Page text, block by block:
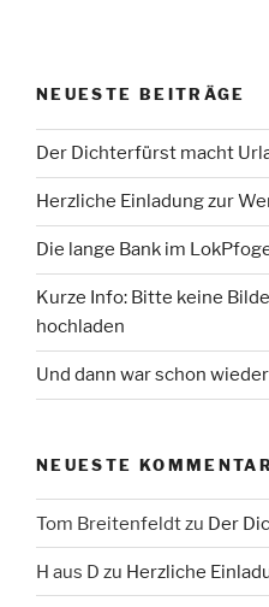
NEUESTE BEITRÄGE
Der Dichterfürst macht
Herzliche Einladung zur
Die lange Bank im
Kurze Info: Bitte keine
hochladen
Und dann war schon
NEUESTE
Tom Breitenfeldtzu Der
H aus D zu Herzliche